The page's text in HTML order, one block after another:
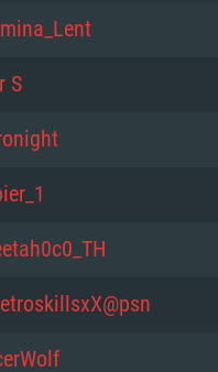
GHz 듀얼코
: DirectX 11 이
로드밴드 인터
간: 22.1 GB (
최소 2.2 GHz
이와 비슷한
최소 해상
로드밴드 인터
간: 22.1 GB (
GHz 듀얼코어
: Vulkan 을
성능을 가지며
(6개월 미
S